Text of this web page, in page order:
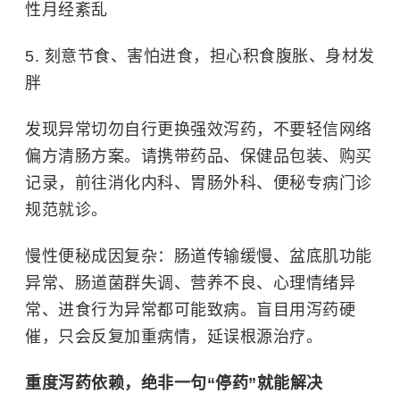
性月经紊乱
5. 刻意节食、害怕进食，担心积食腹胀、身材发
胖
发现异常切勿自行更换强效泻药，不要轻信网络
偏方清肠方案。请携带药品、保健品包装、购买
记录，前往消化内科、胃肠外科、便秘专病门诊
规范就诊。
慢性便秘成因复杂：肠道传输缓慢、盆底肌功能
异常、肠道菌群失调、营养不良、心理情绪异
常、进食行为异常都可能致病。盲目用泻药硬
催，只会反复加重病情，延误根源治疗。
重度泻药依赖，绝非一句“停药”就能解决